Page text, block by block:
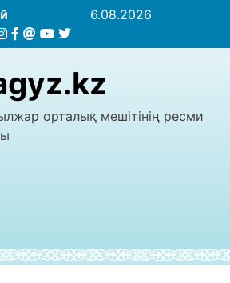
6.08.2026
орталық мешітінің ресми